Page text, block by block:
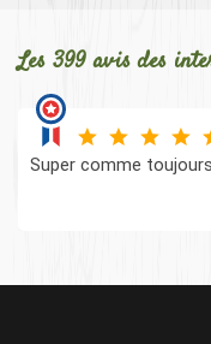
Les 399 avis des
Super comme toujours